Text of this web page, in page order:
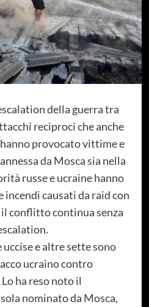
della guerra tra
reciproci che anche
provocato vittime e
da Mosca sia nella
russe e ucraine hanno
causati da raid con
conflitto continua senza
e altre sette sono
ucraino contro
ha reso noto il
nominato da Mosca,